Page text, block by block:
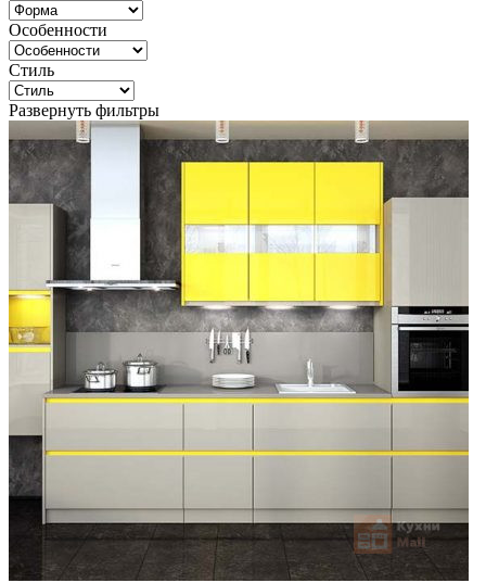
Особенности
Стиль
Развернуть фильтры